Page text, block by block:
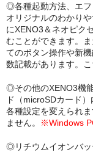
◎各種起動方法、エフ
オリジナルのわかり
にXENO3＆ネオピク
むことができます。
てのボタン操作や新
数記載があります。
◎その他のXENO3機
ド（microSDカード
各種設定を変えられ
ません。
※Windows
◎リチウムイオンバッ